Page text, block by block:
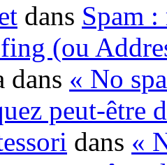
dans Spam :
(ou
dans « No
peut-être
dans «